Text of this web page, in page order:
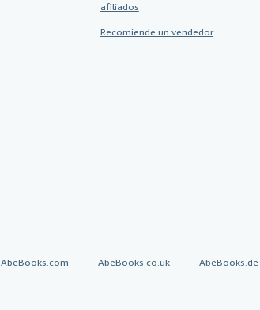
afiliados
Recomiende un vendedor
AbeBooks.com AbeBooks.co.uk AbeBooks.de